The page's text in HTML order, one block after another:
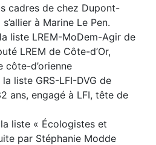
cadres de chez Dupont-
à Marine Le Pen.
liste LREM-MoDem-Agir de
LREM de Côte-d’Or,
côte-d’orienne
liste GRS-LFI-DVG de
ans, engagé à LFI, tête de
liste « Écologistes et
par Stéphanie Modde